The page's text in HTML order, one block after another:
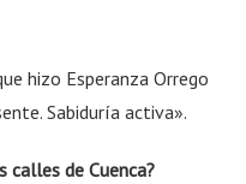
hizo Esperanza Orrego
Sabiduría activa».
calles de Cuenca?